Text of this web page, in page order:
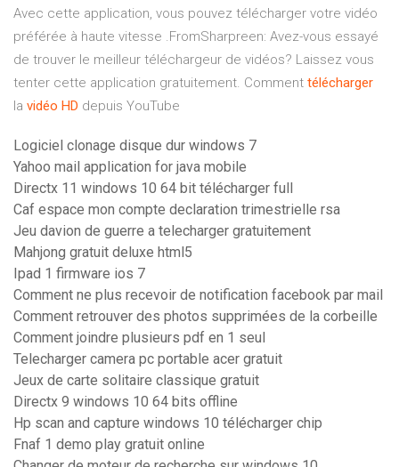
Avec cette application, vous pouvez télécharger votre vidéo
préférée à haute vitesse .FromSharpreen: Avez-vous essayé
de trouver le meilleur téléchargeur de vidéos? Laissez vous
tenter cette application gratuitement. Comment télécharger
la vidéo HD depuis YouTube
Logiciel clonage disque dur windows 7
Yahoo mail application for java mobile
Directx 11 windows 10 64 bit télécharger full
Caf espace mon compte declaration trimestrielle rsa
Jeu davion de guerre a telecharger gratuitement
Mahjong gratuit deluxe html5
Ipad 1 firmware ios 7
Comment ne plus recevoir de notification facebook par mail
Comment retrouver des photos supprimées de la corbeille
Comment joindre plusieurs pdf en 1 seul
Telecharger camera pc portable acer gratuit
Jeux de carte solitaire classique gratuit
Directx 9 windows 10 64 bits offline
Hp scan and capture windows 10 télécharger chip
Fnaf 1 demo play gratuit online